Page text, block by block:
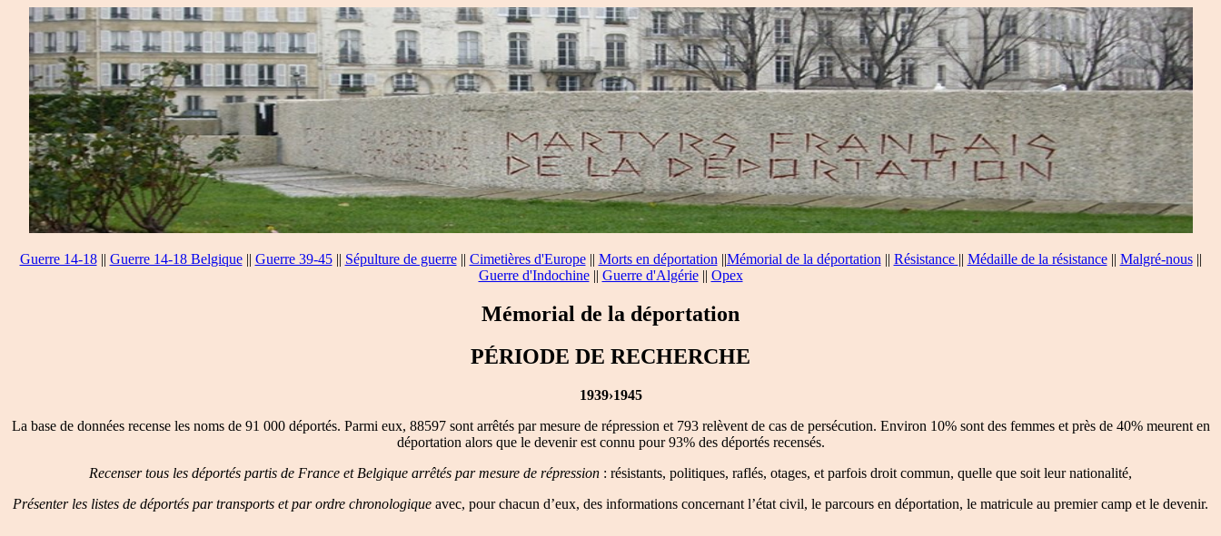
Guerre 14-18|| Guerre 14-18 Belgique|| Guerre 39-45|| Sépulture de guerre|| Cimetières d'Europe|| Morts en déportation ||Mémorial de la déportation || Résistance || Médaille de la résistance|| Malgré-nous||
Guerre d'Indochine|| Guerre d'Algérie|| Opex
Mémorial de la déportation
PÉRIODE DE RECHERCHE
1939›1945
La base de données recense les noms de 91 000 déportés. Parmi eux, 88597 sont arrêtés par mesure de répression et 793 relèvent de cas de persécution. Environ 10% sont des femmes et près de 40% meurent en
déportation alors que le devenir est connu pour 93% des déportés recensés.
Recenser tous les déportés partis de France et Belgique arrêtés par mesure de répression : résistants, politiques, raflés, otages, et parfois droit commun, quelle que soit leur nationalité,
Présenter les listes de déportés par transports et par ordre chronologique avec, pour chacun d’eux, des informations concernant l’état civil, le parcours en déportation, le matricule au premier camp et le devenir.